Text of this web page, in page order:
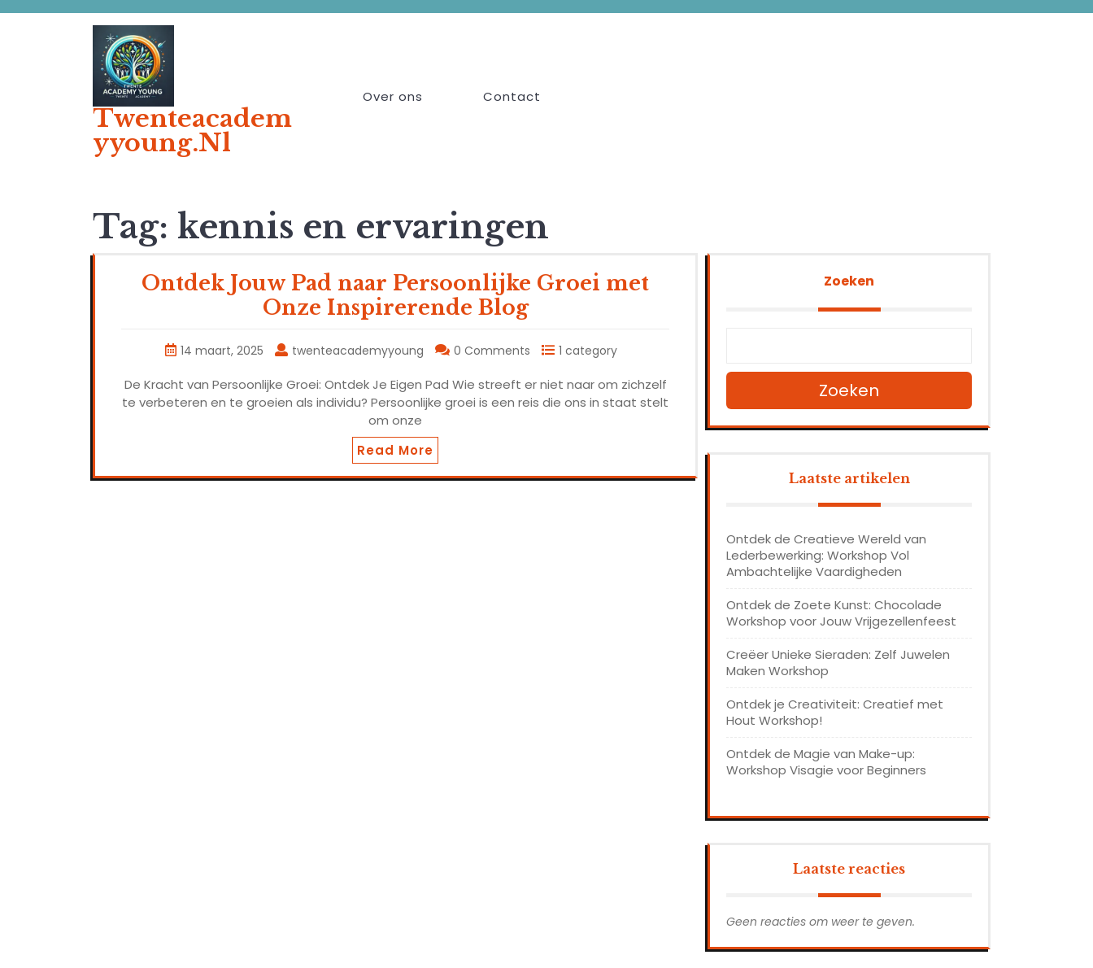
Twenteacadem
Yyoung.nl
Over ons Contact
Tag: kennis en ervaringen
Ontdek Jouw Pad naar Persoonlijke Groei met
Onze Inspirerende Blog
14 maart, 2025 twenteacademyyoung 0 Comments 1 category
De Kracht van Persoonlijke Groei: Ontdek Je Eigen Pad Wie streeft er niet naar om zichzelf
te verbeteren en te groeien als individu? Persoonlijke groei is een reis die ons in staat stelt
om onze
Read More
Zoeken
Zoeken
Laatste artikelen
Ontdek de Creatieve Wereld van
Lederbewerking: Workshop Vol
Ambachtelijke Vaardigheden
Ontdek de Zoete Kunst: Chocolade
Workshop voor Jouw Vrijgezellenfeest
Creëer Unieke Sieraden: Zelf Juwelen
Maken Workshop
Ontdek je Creativiteit: Creatief met
Hout Workshop!
Ontdek de Magie van Make-up:
Workshop Visagie voor Beginners
Laatste reacties
Geen reacties om weer te geven.